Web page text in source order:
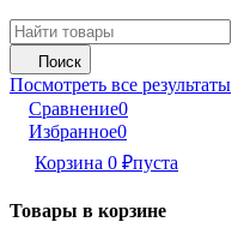
Поиск
Посмотреть все результаты
Сравнение0
Избранное0
Корзина 0 ₽пуста
Товары в корзине